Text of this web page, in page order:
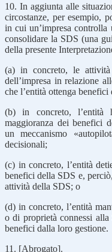
10. In aggiunta alle
circostanze, per esempio,
in cui un’impresa controlla
consolidare la SDS (una
della presente
(a) in concreto, le
dell’impresa in relazione
che l’entità ottenga
(b) in concreto, l’entità
maggioranza dei benefici
un meccanismo
decisionali;
(c) in concreto, l’entità
benefici della SDS e,
attività della SDS; o
(d) in concreto, l’entità
o di proprietà connessi
benefici dalla loro gestione.
11. [Abrogato].